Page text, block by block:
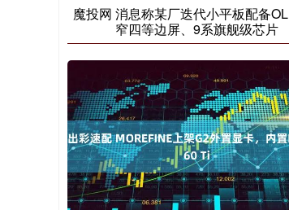
魔投网 消息称某厂迭代小平板配备
窄四等边屏、9系旗舰级芯片